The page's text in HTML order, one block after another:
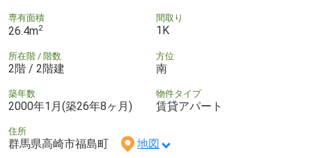
専有面積
26.4m2
間取り
1K
所在階 / 階数
2階 / 2階建
方位
南
築年数
2000年1月(築26年8ヶ月)
物件タイプ
賃貸アパート
住所
群馬県高崎市福島町 地図